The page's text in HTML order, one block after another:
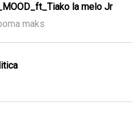
la melo Jr
maks